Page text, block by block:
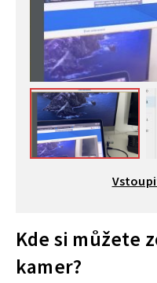
Kde si můžete
kamer?